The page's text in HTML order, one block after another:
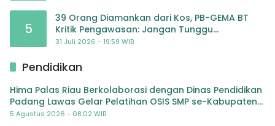
5
39 Orang Diamankan dari Kos, PB-GEMA BT
Kritik Pengawasan: Jangan Tunggu
Masyarakat Bergerak Baru Negara Bertindak
31 Juli 2026 - 19:59 WIB
Pendidikan
Hima Palas Riau Berkolaborasi dengan Dinas Pendidikan
Padang Lawas Gelar Pelatihan OSIS SMP se-Kabupaten
Padang Lawas
5 Agustus 2026 - 08:02 WIB